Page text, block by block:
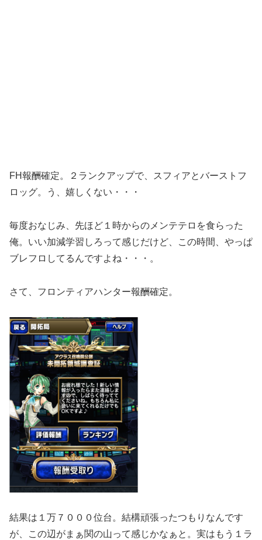
FH報酬確定。２ランクアップで、スフィアとバーストフ
ロッグ。う、嬉しくない・・・
毎度おなじみ、先ほど１時からのメンテテロを食らった
俺。いい加減学習しろって感じだけど、この時間、やっぱ
ブレフロしてるんですよね・・・。
さて、フロンティアハンター報酬確定。
結果は１万７０００位台。結構頑張ったつもりなんです
が、この辺がまぁ関の山って感じかなぁと。実はもう１ラ